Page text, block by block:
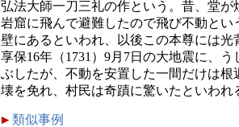
弘法大師一刀三礼の作という。昔、堂
岩窟に飛んで避難したので飛び不動と
壁にあるといわれ、以後この本尊には光
享保16年（1731）9月7日の大地震に、
ぶしたが、不動を安置した一間だけは
壊を免れ、村民は奇蹟に驚いたといわれ
類似事例